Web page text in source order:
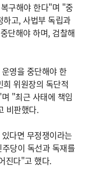
구해야 한다"며 "중
고, 사법부 독립과
단해야 하며, 검찰해
영을 중단해야 한
위원장의 독단적
"최근 사태에 책임
비판했다.
다면 무정쟁이라는
당이 독선과 독재를
진다"고 했다.